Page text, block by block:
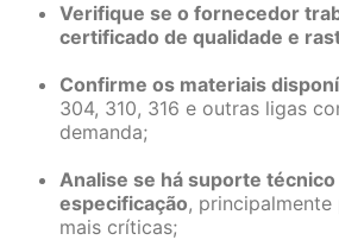
Verifique se o fornecedor
certificado de qualidade e
Confirme os materiais
304, 310, 316 e outras ligas
demanda;
Analise se há suporte técnico
especificação,
mais críticas;